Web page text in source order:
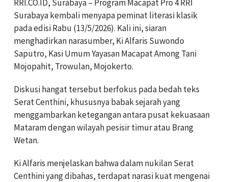
RRI.CO.ID, Surabaya – Program Macapat Pro 4 RRI
Surabaya kembali menyapa peminat literasi klasik
pada edisi Rabu (13/5/2026). Kali ini, siaran
menghadirkan narasumber, Ki Alfaris Suwondo
Saputro, Kasi Umum Yayasan Macapat Among Tani
Mojopahit, Trowulan, Mojokerto.
Diskusi hangat tersebut berfokus pada bedah teks
Serat Centhini, khususnya babak sejarah yang
menggambarkan ketegangan antara pusat kekuasaan
Mataram dengan wilayah pesisir timur atau Brang
Wetan.
Ki Alfaris menjelaskan bahwa dalam nukilan Serat
Centhini yang dibahas, terdapat narasi kuat mengenai